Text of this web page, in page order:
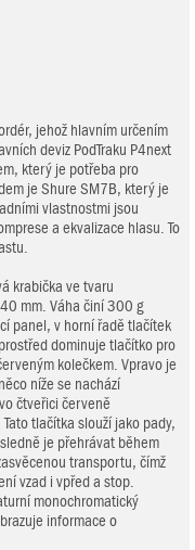
jehož hlavním určením
deviz PodTraku P4next
který je potřeba pro
je Shure SM7B, který je
vlastnostmi jsou
a ekvalizace hlasu. To
krabička ve tvaru
mm. Váha činí 300 g
panel, v horní řadě tlačítek
dominuje tlačítko pro
kolečkem. Vpravo je
níže se nachází
čtveřici červeně
tlačítka slouží jako pady,
je přehrávat během
transportu, čímž
vzad i vpřed a stop.
monochromatický
informace o